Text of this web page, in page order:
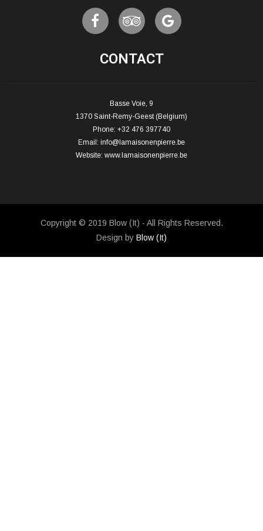
CONTACT
Basse Voie, 9
1370 Saint-Remy-Geest (Belgium)
Phone: +32 476 397740
Email: info@lamaisonenpierre.be
Website: www.lamaisonenpierre.be
Copyright © 2019 Blow (It) - All Rights Reserved.
Design by Blow (It)